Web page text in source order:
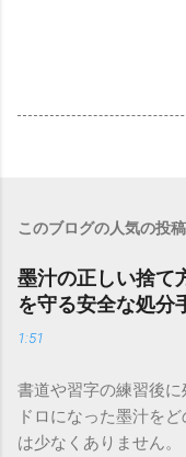
このブログの人気の投稿
墨汁の正しい捨て
を守る安全な処分
1:51
書道や習字の練習後
ドロになった墨汁を
は少なくありません。